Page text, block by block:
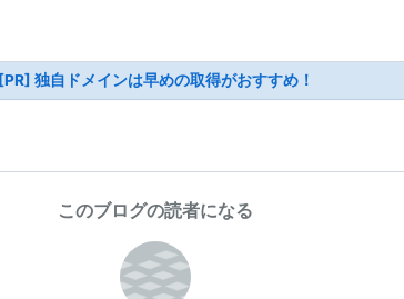
[PR] 独自ドメインは早めの取得がおすすめ！
このブログの読者になる